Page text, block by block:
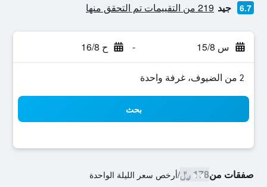
6.7 جيد 219 من التقييمات تم التحقق منها
س 15/8 - ح 16/8
2 من الضيوف، غرفة واحدة
بحث
صفقات من178 ﷼ /أرخص سعر الليلة الواحدة